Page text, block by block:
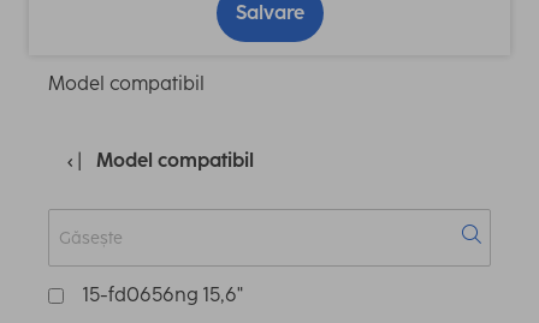
Salvare
Model compatibil
Model compatibil
15-fd0656ng 15,6"